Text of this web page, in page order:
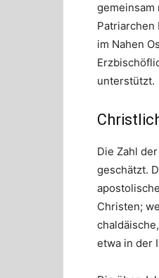
gemeinsam
Patriarchen
im Nahen
unterstützt.
Die Zahl
geschätzt.
Christen;
etwa in der